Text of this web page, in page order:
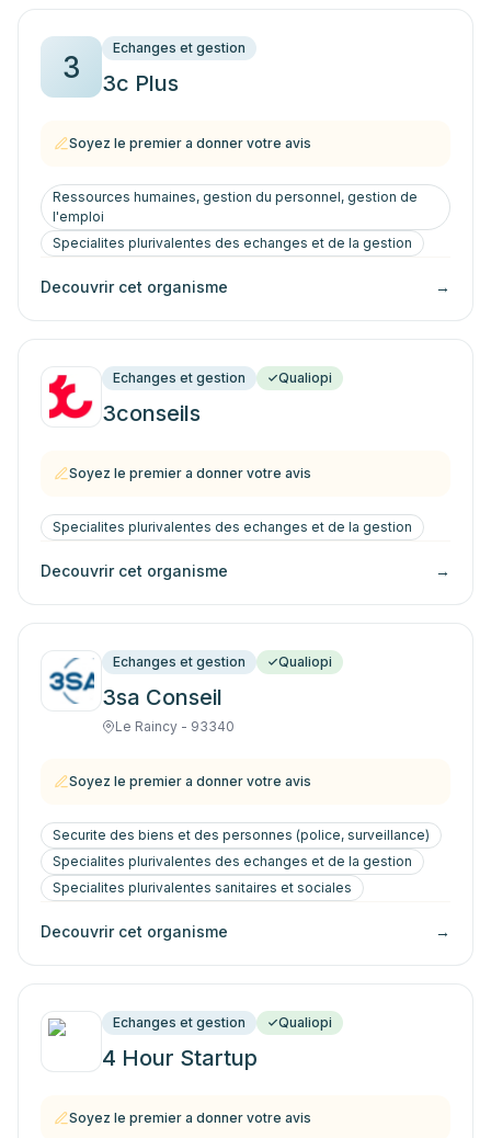
3
Echanges et gestion
3c Plus
Soyez le premier a donner votre avis
Ressources humaines, gestion du personnel, gestion de
l'emploi
Specialites plurivalentes des echanges et de la gestion
Decouvrir cet organisme →
Echanges et gestion Qualiopi
3conseils
Soyez le premier a donner votre avis
Specialites plurivalentes des echanges et de la gestion
Decouvrir cet organisme →
Echanges et gestion Qualiopi
3sa Conseil
Le Raincy - 93340
Soyez le premier a donner votre avis
Securite des biens et des personnes (police, surveillance)
Specialites plurivalentes des echanges et de la gestion
Specialites plurivalentes sanitaires et sociales
Decouvrir cet organisme →
Echanges et gestion Qualiopi
4 Hour Startup
Soyez le premier a donner votre avis